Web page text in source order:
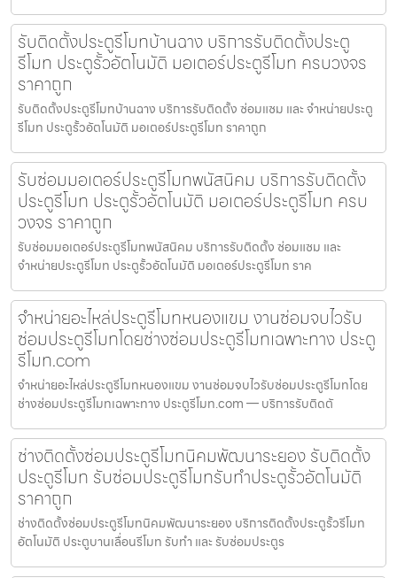
รับติดตั้งประตูรีโมทบ้านฉาง บริการรับติดตั้งประตู
รีโมท ประตูรั้วอัตโนมัติ มอเตอร์ประตูรีโมท ครบวงจร
ราคาถูก
รับติดตั้งประตูรีโมทบ้านฉาง บริการรับติดตั้ง ซ่อมแซม และ จำหน่ายประตู
รีโมท ประตูรั้วอัตโนมัติ มอเตอร์ประตูรีโมท ราคาถูก
รับซ่อมมอเตอร์ประตูรีโมทพนัสนิคม บริการรับติดตั้ง
ประตูรีโมท ประตูรั้วอัตโนมัติ มอเตอร์ประตูรีโมท ครบ
วงจร ราคาถูก
รับซ่อมมอเตอร์ประตูรีโมทพนัสนิคม บริการรับติดตั้ง ซ่อมแซม และ
จำหน่ายประตูรีโมท ประตูรั้วอัตโนมัติ มอเตอร์ประตูรีโมท ราค
จำหน่ายอะไหล่ประตูรีโมทหนองแขม งานซ่อมจบไวรับ
ซ่อมประตูรีโมทโดยช่างซ่อมประตูรีโมทเฉพาะทาง ประตู
รีโมท.com
จำหน่ายอะไหล่ประตูรีโมทหนองแขม งานซ่อมจบไวรับซ่อมประตูรีโมทโดย
ช่างซ่อมประตูรีโมทเฉพาะทาง ประตูรีโมท.com — บริการรับติดตั
ช่างติดตั้งซ่อมประตูรีโมทนิคมพัฒนาระยอง รับติดตั้ง
ประตูรีโมท รับซ่อมประตูรีโมทรับทำประตูรั้วอัตโนมัติ
ราคาถูก
ช่างติดตั้งซ่อมประตูรีโมทนิคมพัฒนาระยอง บริการติดตั้งประตูรั้วรีโมท
อัตโนมัติ ประตูบานเลื่อนรีโมท รับทำ และ รับซ่อมประตูร